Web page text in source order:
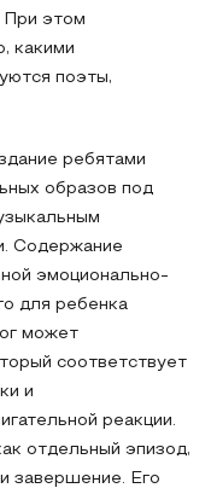
При этом
какими
поэты,
ребятами
образов под
Содержание
эмоционально-
для ребенка
может
соответствует
и
реакции.
отдельный эпизод,
завершение. Его